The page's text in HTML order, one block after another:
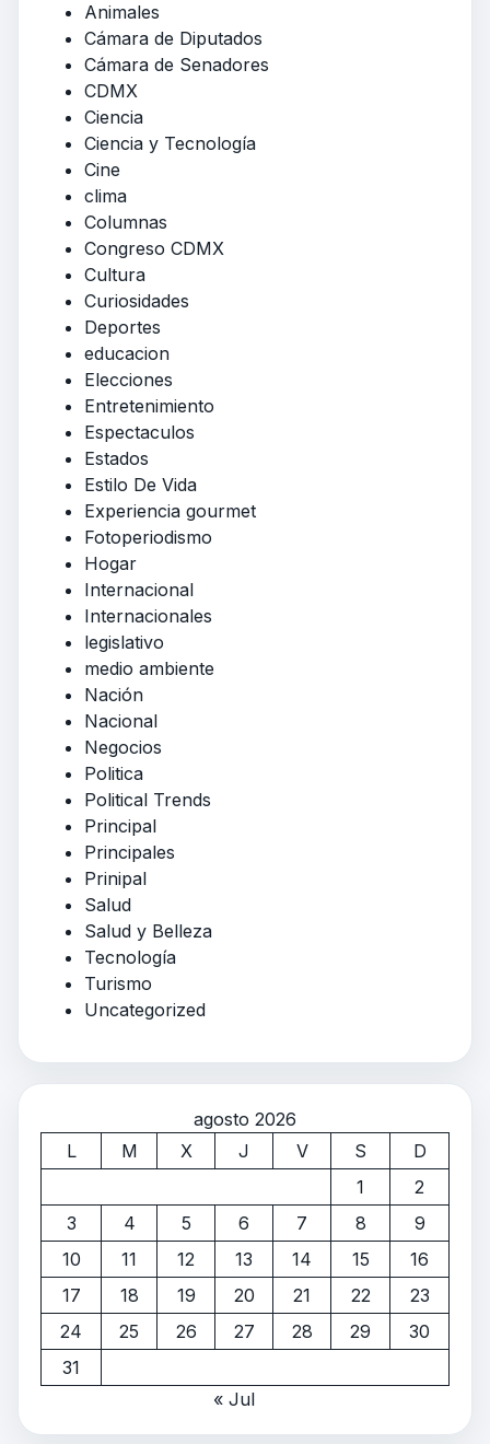
Animales
Cámara de Diputados
Cámara de Senadores
CDMX
Ciencia
Ciencia y Tecnología
Cine
clima
Columnas
Congreso CDMX
Cultura
Curiosidades
Deportes
educacion
Elecciones
Entretenimiento
Espectaculos
Estados
Estilo De Vida
Experiencia gourmet
Fotoperiodismo
Hogar
Internacional
Internacionales
legislativo
medio ambiente
Nación
Nacional
Negocios
Politica
Political Trends
Principal
Principales
Prinipal
Salud
Salud y Belleza
Tecnología
Turismo
Uncategorized
agosto 2026
L
M X J V S
D
1
2
3
4 5 6 7 8
9
10
11 12 13 14 15
16
17
18 19 20 21 22
23
24
25 26 27 28 29
30
31
« Jul